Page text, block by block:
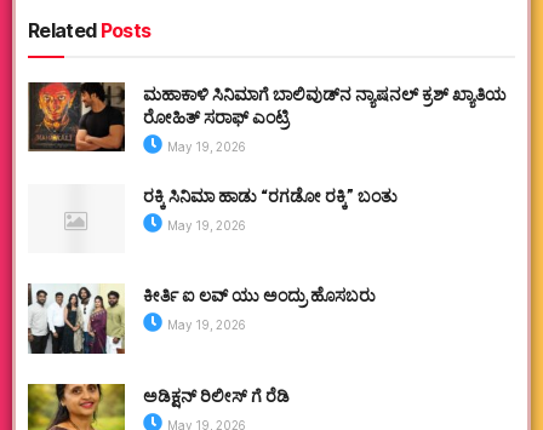
RelatedPosts
ಮಹಾಕಾಳಿ ಸಿನಿಮಾಗೆ ಬಾಲಿವುಡ್‌ನ ನ್ಯಾಷನಲ್ ಕ್ರಶ್ ಖ್ಯಾತಿಯ
ರೋಹಿತ್ ಸರಾಫ್ ಎಂಟ್ರಿ
May 19, 2026
ರಕ್ಕಿ ಸಿನಿಮಾ ಹಾಡು “ರಗಡೋ ರಕ್ಕಿ” ಬಂತು
May 19, 2026
ಕೀರ್ತಿ ಐ ಲವ್ ಯು ಅಂದ್ರು ಹೊಸಬರು
May 19, 2026
ಅಡಿಕ್ಷನ್ ರಿಲೀಸ್ ಗೆ ರೆಡಿ
May 19, 2026